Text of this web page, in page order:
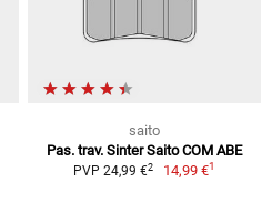
saito
Pas. trav. Sinter Saito COM ABE
PVP 24,99 €2 14,99 €1